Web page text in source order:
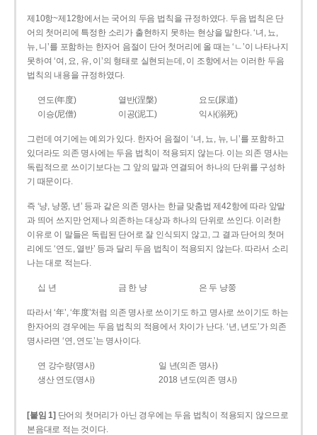
제10항~제12항에서는 국어의 두음 법칙을 규정하였다. 두음 법칙은 단
어의 첫머리에 특정한 소리가 출현하지 못하는 현상을 말한다. ‘녀, 뇨,
뉴, 니’를 포함하는 한자어 음절이 단어 첫머리에 올 때는 ‘ㄴ’이 나타나지
못하여 ‘여, 요, 유, 이’의 형태로 실현되는데, 이 조항에서는 이러한 두음
법칙의 내용을 규정하였다.
연도(年度) 열반(涅槃)
요도(尿道)
이승(尼僧)
이공(泥工) 익사(溺死)
그런데 여기에는 예외가 있다. 한자어 음절이 ‘녀, 뇨, 뉴, 니’를 포함하고
있더라도 의존 명사에는 두음 법칙이 적용되지 않는다. 이는 의존 명사는
독립적으로 쓰이기보다는 그 앞의 말과 연결되어 하나의 단위를 구성하
기 때문이다.
즉 ‘냥, 냥쭝, 년’ 등과 같은 의존 명사는 한글 맞춤법 제42항에 따라 앞말
과 띄어 쓰지만 언제나 의존하는 대상과 하나의 단위로 쓰인다. 이러한
이유로 이 말들은 독립된 단어로 잘 인식되지 않고, 그 결과 단어의 첫머
리에도 ‘연도, 열반’ 등과 달리 두음 법칙이 적용되지 않는다. 따라서 소리
나는 대로 적는다.
십 년 금 한 냥 은 두 냥쭝
따라서 ‘年’, ‘年度’처럼 의존 명사로 쓰이기도 하고 명사로 쓰이기도 하는
한자어의 경우에는 두음 법칙의 적용에서 차이가 난다. ‘년, 년도’가 의존
명사라면 ‘연, 연도’는 명사이다.
연 강수량(명사)
일 년(의존 명사)
생산 연도(명사)
2018 년도(의존 명사)
[붙임 1] 단어의 첫머리가 아닌 경우에는 두음 법칙이 적용되지 않으므로
본음대로 적는 것이다.